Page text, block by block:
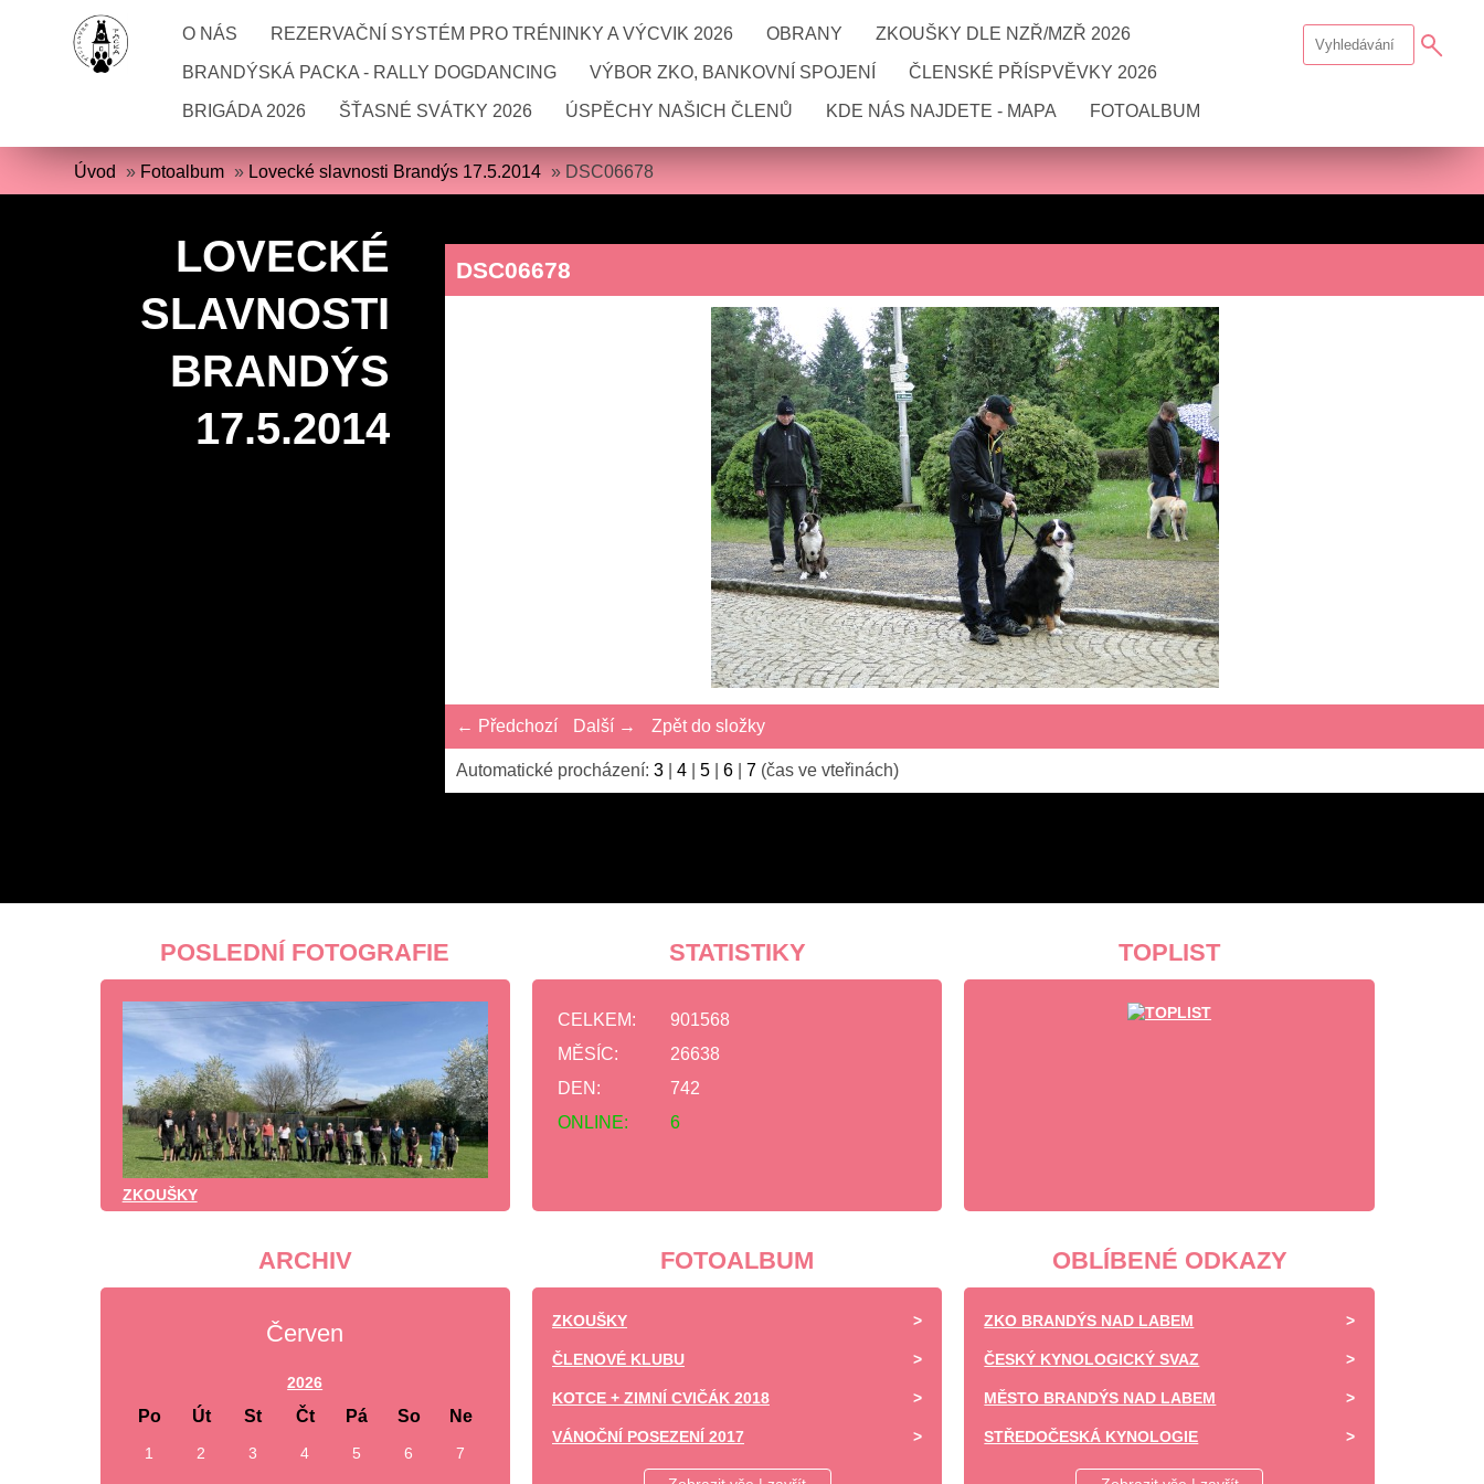
O NÁS REZERVAČNÍ SYSTÉM PRO TRÉNINKY A VÝCVIK 2026 OBRANY ZKOUŠKY DLE NZŘ/MZŘ 2026
BRANDÝSKÁ PACKA - RALLY DOGDANCING VÝBOR ZKO, BANKOVNÍ SPOJENÍ ČLENSKÉ PŘÍSPVĚVKY 2026
BRIGÁDA 2026 ŠŤASNÉ SVÁTKY 2026 ÚSPĚCHY NAŠICH ČLENŮ KDE NÁS NAJDETE - MAPA FOTOALBUM
Úvod » Fotoalbum » Lovecké slavnosti Brandýs 17.5.2014 » DSC06678
LOVECKÉ
SLAVNOSTI
BRANDÝS
17.5.2014
DSC06678
← Předchozí Další → Zpět do složky
Automatické procházení:3 |4 |5 |6 |7 (čas ve vteřinách)
POSLEDNÍ FOTOGRAFIE
ZKOUŠKY
STATISTIKY
ONLINE: 6
CELKEM:
901568
MĚSÍC:
26638
DEN:
742
TOPLIST
ARCHIV
Červen
2026
Po Út St Čt Pá So Ne
1 2 3 4 5 6 7
FOTOALBUM
ZKOUŠKY
ČLENOVÉ KLUBU
KOTCE + ZIMNÍ CVIČÁK 2018
VÁNOČNÍ POSEZENÍ 2017
DĚTSKÝ DEN ZÁPY 2017 -UKÁZKA VÝCVIKU
OBLÍBENÉ ODKAZY
ZKO BRANDÝS NAD LABEM
ČESKÝ KYNOLOGICKÝ SVAZ
MĚSTO BRANDÝS NAD LABEM
STŘEDOČESKÁ KYNOLOGIE
DAISY OF HIGHLAND - CHOVATELSKÁ STANICE -